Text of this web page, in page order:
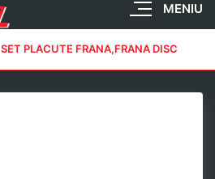
MENIU
SET PLACUTE FRANA,FRANA DISC